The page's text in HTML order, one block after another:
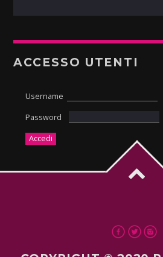
ACCESSO UTENTI
Username
Password